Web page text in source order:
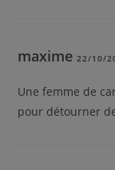
maxime22/10/
Une femme de
pour détourner